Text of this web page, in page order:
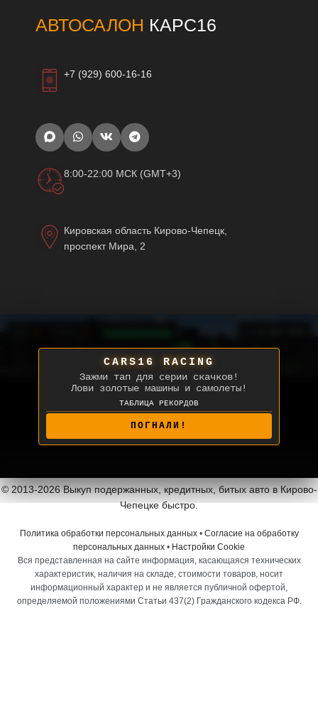
АВТОСАЛОН КАРС16
+7 (929) 600-16-16
8:00-22:00 МСК (GMT+3)
Кировская область Кирово-Чепецк,
проспект Мира, 2
Зажми тап для серии скачков!
Лови золотые машины и самолеты!
ТАБЛИЦА РЕКОРДОВ
БУЛАТ
56027
ПОГНАЛИ!
© 2013-2026 Выкуп подержанных, кредитных, битых авто в Кирово-
Чепецке быстро.
Политика обработки персональных данных• Согласие на обработку
персональных данных • Настройки Cookie
Вся представленная на сайте информация, касающаяся технических
характеристик, наличия на складе, стоимости товаров, носит
информационный характер и не является публичной офертой,
определяемой положениями Статьи 437(2) Гражданского кодекса РФ.